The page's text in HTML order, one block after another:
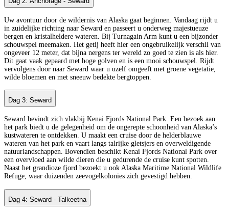
Uw avontuur door de wildernis van Alaska gaat beginnen. Vandaag rijdt u
in zuidelijke richting naar Seward en passeert u onderweg majestueuze
bergen en kristalheldere wateren. Bij Turnagain Arm kunt u een bijzonder
schouwspel meemaken. Het getij heeft hier een ongebruikelijk verschil van
ongeveer 12 meter, dat bijna nergens ter wereld zo goed te zien is als hier.
Dit gaat vaak gepaard met hoge golven en is een mooi schouwspel. Rijdt
vervolgens door naar Seward waar u uzelf omgeeft met groene vegetatie,
wilde bloemen en met sneeuw bedekte bergtoppen.
Dag 3: Seward
Seward bevindt zich vlakbij Kenai Fjords National Park. Een bezoek aan
het park biedt u de gelegenheid om de ongerepte schoonheid van Alaska’s
kustwateren te ontdekken. U maakt een cruise door de helderblauwe
wateren van het park en vaart langs talrijke gletsjers en overweldigende
natuurlandschappen. Bovendien beschikt Kenai Fjords National Park over
een overvloed aan wilde dieren die u gedurende de cruise kunt spotten.
Naast het grandioze fjord bezoekt u ook Alaska Maritime National Wildlife
Refuge, waar duizenden zeevogelkolonies zich gevestigd hebben.
Dag 4: Seward - Talkeetna